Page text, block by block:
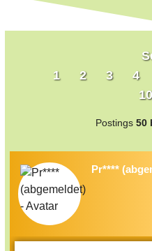
1
2 3 4
Postings 50
Pr****